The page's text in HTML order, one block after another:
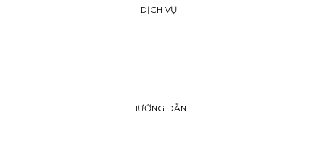
DỊCH VỤ
HƯỚNG DẪN